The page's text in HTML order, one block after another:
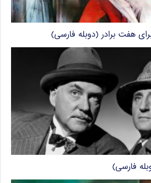
هفت برادر (دوبله فارسی)
فارسی)